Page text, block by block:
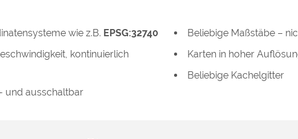
wie z.B. EPSG:32740
kontinuierlich
und ausschaltbar
Beliebige Maßstäbe –
Karten in hoher
Beliebige Kachelgitter